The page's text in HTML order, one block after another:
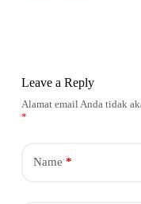
Leave a Reply
Alamat email Anda tidak
*
Name *